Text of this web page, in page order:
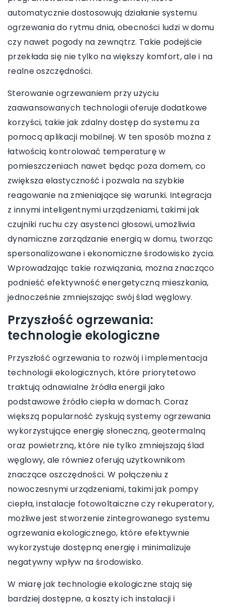
automatycznie dostosowują działanie systemu
ogrzewania do rytmu dnia, obecności ludzi w domu
czy nawet pogody na zewnątrz. Takie podejście
przekłada się nie tylko na większy komfort, ale i na
realne oszczędności.
Sterowanie ogrzewaniem przy użyciu
zaawansowanych technologii oferuje dodatkowe
korzyści, takie jak zdalny dostęp do systemu za
pomocą aplikacji mobilnej. W ten sposób można z
łatwością kontrolować temperaturę w
pomieszczeniach nawet będąc poza domem, co
zwiększa elastyczność i pozwala na szybkie
reagowanie na zmieniające się warunki. Integracja
z innymi inteligentnymi urządzeniami, takimi jak
czujniki ruchu czy asystenci głosowi, umożliwia
dynamiczne zarządzanie energią w domu, tworząc
spersonalizowane i ekonomiczne środowisko życia.
Wprowadzając takie rozwiązania, można znacząco
podnieść efektywność energetyczną mieszkania,
jednocześnie zmniejszając swój ślad węglowy.
Przyszłość ogrzewania:
technologie ekologiczne
Przyszłość ogrzewania to rozwój i implementacja
technologii ekologicznych, które priorytetowo
traktują odnawialne źródła energii jako
podstawowe źródło ciepła w domach. Coraz
większą popularność zyskują systemy ogrzewania
wykorzystujące energię słoneczną, geotermalną
oraz powietrzną, które nie tylko zmniejszają ślad
węglowy, ale również oferują użytkownikom
znaczące oszczędności. W połączeniu z
nowoczesnymi urządzeniami, takimi jak pompy
ciepła, instalacje fotowoltaiczne czy rekuperatory,
możliwe jest stworzenie zintegrowanego systemu
ogrzewania ekologicznego, które efektywnie
wykorzystuje dostępną energię i minimalizuje
negatywny wpływ na środowisko.
W miarę jak technologie ekologiczne stają się
bardziej dostępne, a koszty ich instalacji i